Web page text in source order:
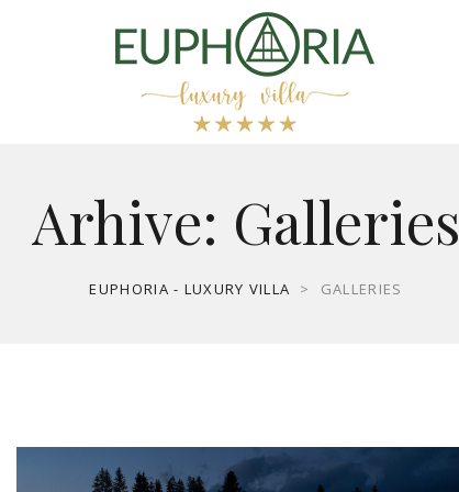
Arhive: Galleries
EUPHORIA - LUXURY VILLA > GALLERIES